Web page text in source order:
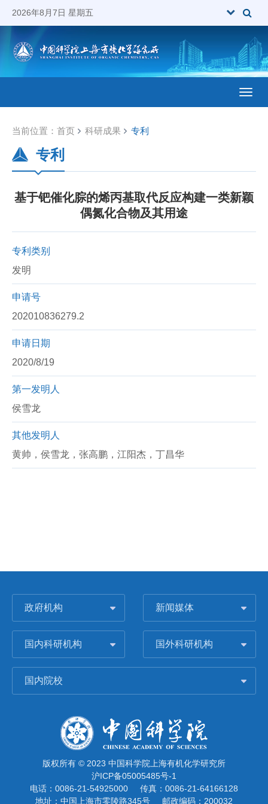
2026年8月7日 星期五
当前位置： 首页 科研成果 专利
专利
基于钯催化腙的烯丙基取代反应构建一类新颖
偶氮化合物及其用途
专利类别
发明
申请号
202010836279.2
申请日期
2020/8/19
第一发明人
侯雪龙
其他发明人
黄帅，侯雪龙，张高鹏，江阳杰，丁昌华
政府机构 新闻媒体
国内科研机构 国外科研机构
国内院校
版权所有 © 2023 中国科学院上海有机化学研究所
沪ICP备05005485号-1
电话：0086-21-54925000
传真：0086-21-64166128
地址：中国上海市零陵路345号
邮政编码：200032